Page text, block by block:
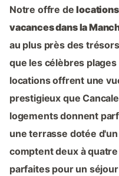
Notre offre de
vacances dans la
au plus près des
que les célèbres
locations offrent une
prestigieux que
logements donnent
une terrasse dotée
comptent deux à
parfaites pour un